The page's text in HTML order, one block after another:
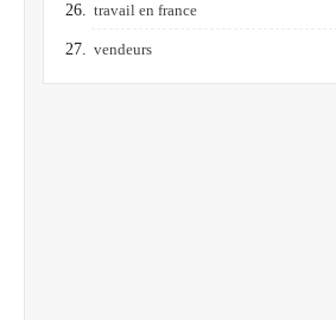
travail en france
vendeurs